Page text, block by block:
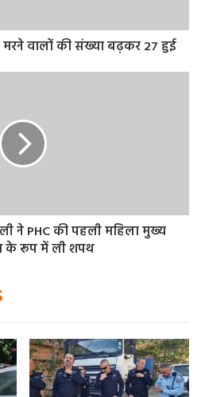
वालों की संख्या बढ़कर 27 हुई
ने PHC की पहली महिला मुख्य
के रूप में ली शपथ